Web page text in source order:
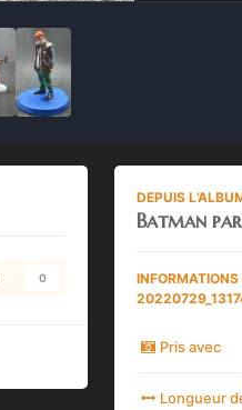
0
DEPUIS
Batman
Pris avec
Longueur